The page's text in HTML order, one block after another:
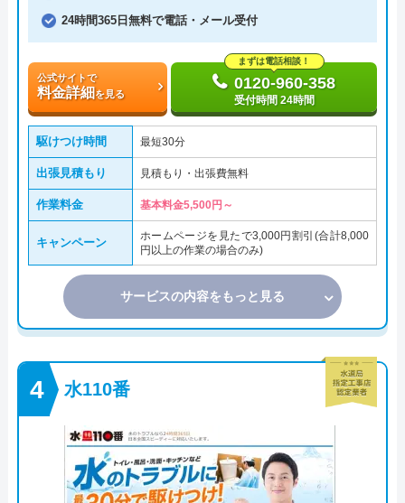
24時間365日無料で電話・メール受付
公式サイトで
料金詳細 を見る
まずは電話相談！
0120-960-358
受付時間 24時間
駆けつけ時間 最短30分
出張見積もり 見積もり・出張費無料
作業料金 基本料金5,500円～
キャンペーン
ホームページを見たで3,000円割引(合計8,000
円以上の作業の場合のみ)
サービスの内容をもっと見る
水110番